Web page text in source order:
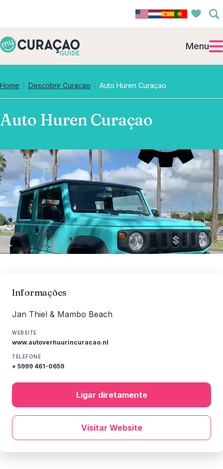
Menu
Home Descobrir Curacao Auto Huren Curaçao
Auto Huren Curaçao
Informações
Jan Thiel & Mambo Beach
WEBSITE
www.autoverhuurincuracao.nl
TELEFONE
+ 5999 461-0659
Ligar diretamente
Visitar Website